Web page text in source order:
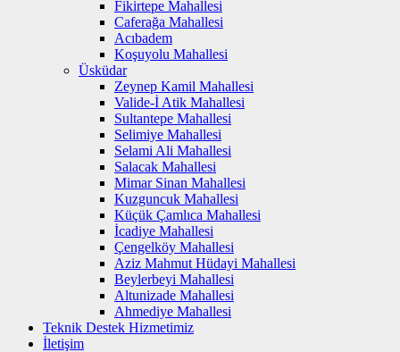
Fikirtepe Mahallesi
Caferağa Mahallesi
Acıbadem
Koşuyolu Mahallesi
Üsküdar
Zeynep Kamil Mahallesi
Valide-İ Atik Mahallesi
Sultantepe Mahallesi
Selimiye Mahallesi
Selami Ali Mahallesi
Salacak Mahallesi
Mimar Sinan Mahallesi
Kuzguncuk Mahallesi
Küçük Çamlıca Mahallesi
İcadiye Mahallesi
Çengelköy Mahallesi
Aziz Mahmut Hüdayi Mahallesi
Beylerbeyi Mahallesi
Altunizade Mahallesi
Ahmediye Mahallesi
Teknik Destek Hizmetimiz
İletişim